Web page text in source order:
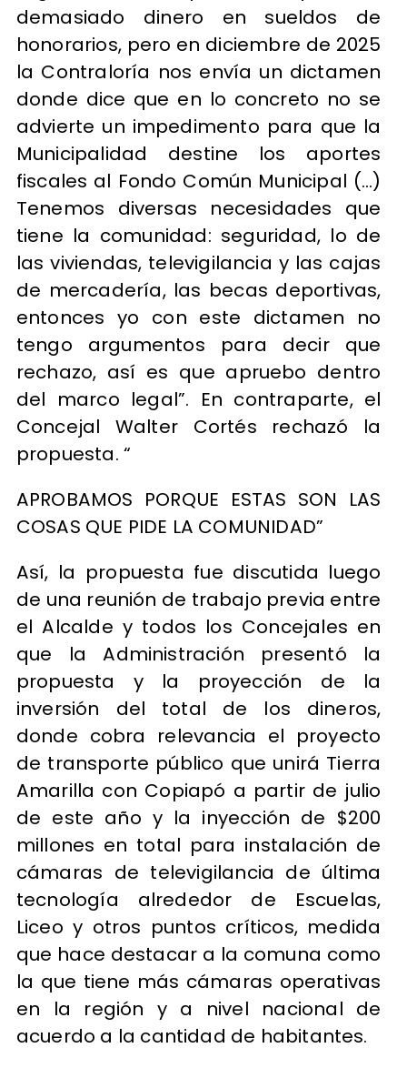
demasiado dinero en sueldos de
honorarios, pero en diciembre de 2025
la Contraloría nos envía un dictamen
donde dice que en lo concreto no se
advierte un impedimento para que la
Municipalidad destine los aportes
fiscales al Fondo Común Municipal (…)
Tenemos diversas necesidades que
tiene la comunidad: seguridad, lo de
las viviendas, televigilancia y las cajas
de mercadería, las becas deportivas,
entonces yo con este dictamen no
tengo argumentos para decir que
rechazo, así es que apruebo dentro
del marco legal”. En contraparte, el
Concejal Walter Cortés rechazó la
propuesta. “
APROBAMOS PORQUE ESTAS SON LAS
COSAS QUE PIDE LA COMUNIDAD”
Así, la propuesta fue discutida luego
de una reunión de trabajo previa entre
el Alcalde y todos los Concejales en
que la Administración presentó la
propuesta y la proyección de la
inversión del total de los dineros,
donde cobra relevancia el proyecto
de transporte público que unirá Tierra
Amarilla con Copiapó a partir de julio
de este año y la inyección de $200
millones en total para instalación de
cámaras de televigilancia de última
tecnología alrededor de Escuelas,
Liceo y otros puntos críticos, medida
que hace destacar a la comuna como
la que tiene más cámaras operativas
en la región y a nivel nacional de
acuerdo a la cantidad de habitantes.